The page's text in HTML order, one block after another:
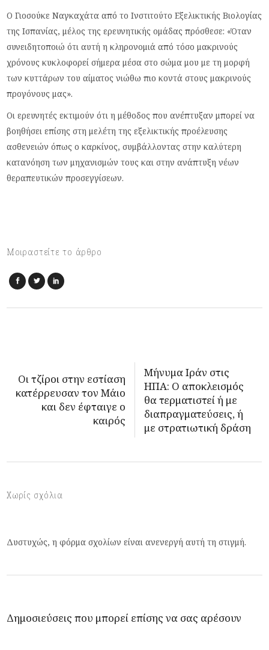
Ο Γιοσούκε Ναγκαχάτα από το Ινστιτούτο Εξελικτικής Βιολογίας
της Ισπανίας, μέλος της ερευνητικής ομάδας πρόσθεσε: «Όταν
συνειδητοποιώ ότι αυτή η κληρονομιά από τόσο μακρινούς
χρόνους κυκλοφορεί σήμερα μέσα στο σώμα μου με τη μορφή
των κυττάρων του αίματος νιώθω πιο κοντά στους μακρινούς
προγόνους μας».
Οι ερευνητές εκτιμούν ότι η μέθοδος που ανέπτυξαν μπορεί να
βοηθήσει επίσης στη μελέτη της εξελικτικής προέλευσης
ασθενειών όπως ο καρκίνος, συμβάλλοντας στην καλύτερη
κατανόηση των μηχανισμών τους και στην ανάπτυξη νέων
θεραπευτικών προσεγγίσεων.
Μοιραστείτε το άρθρο
Οι τζίροι στην εστίαση
κατέρρευσαν τον Μάιο
και δεν έφταιγε ο
καιρός
Μήνυμα Ιράν στις
ΗΠΑ: Ο αποκλεισμός
θα τερματιστεί ή με
διαπραγματεύσεις, ή
με στρατιωτική δράση
Χωρίς σχόλια
Δυστυχώς, η φόρμα σχολίων είναι ανενεργή αυτή τη στιγμή.
Δημοσιεύσεις που μπορεί επίσης να σας αρέσουν